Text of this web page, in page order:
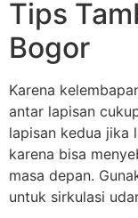
Tips
Bogor
Karena
antar lapisan
lapisan kedua jika
karena bisa
masa depan.
untuk sirkulasi